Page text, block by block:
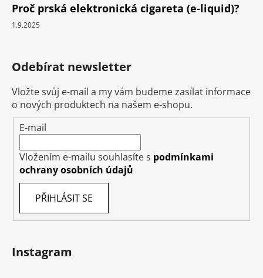
Proč prská elektronická cigareta (e-liquid)?
1.9.2025
Odebírat newsletter
Vložte svůj e-mail a my vám budeme zasílat informace
o nových produktech na našem e-shopu.
E-mail
Vložením e-mailu souhlasíte s podmínkami
ochrany osobních údajů
PŘIHLÁSIT SE
Instagram